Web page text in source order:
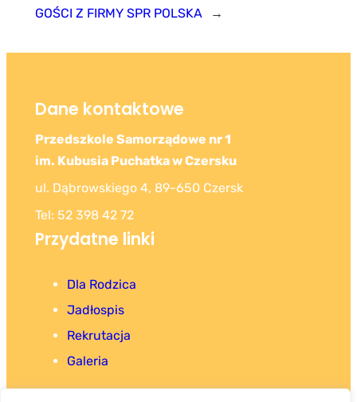
GOŚCI Z FIRMY SPR POLSKA
→
Dane kontaktowe
Przedszkole Samorządowe nr 1
im. Kubusia Puchatka w Czersku
ul. Dąbrowskiego 4, 89-650 Czersk
Tel: 52 398 42 72
Przydatne linki
Dla Rodzica
Jadłospis
Rekrutacja
Galeria